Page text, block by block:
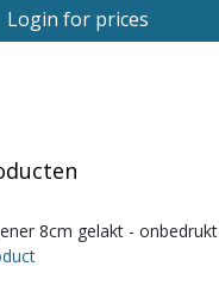
Login for prices
8cm gelakt - onbedrukt